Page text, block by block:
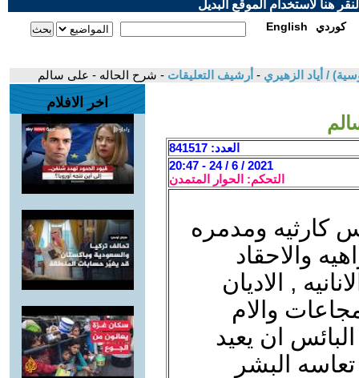
هنا لاستخدام الموقع البديل
English كوردي
- أرشيف التعليقات - شرح الحاله - على سالم
العدد: 841517
2021 / 6 / 24 - 20:47
التحكم: الحوار المتمدن
كارثيه ومدمره
والاحقاد
, الاديان
والام
ان يعيد
البشر
اخر الافلام